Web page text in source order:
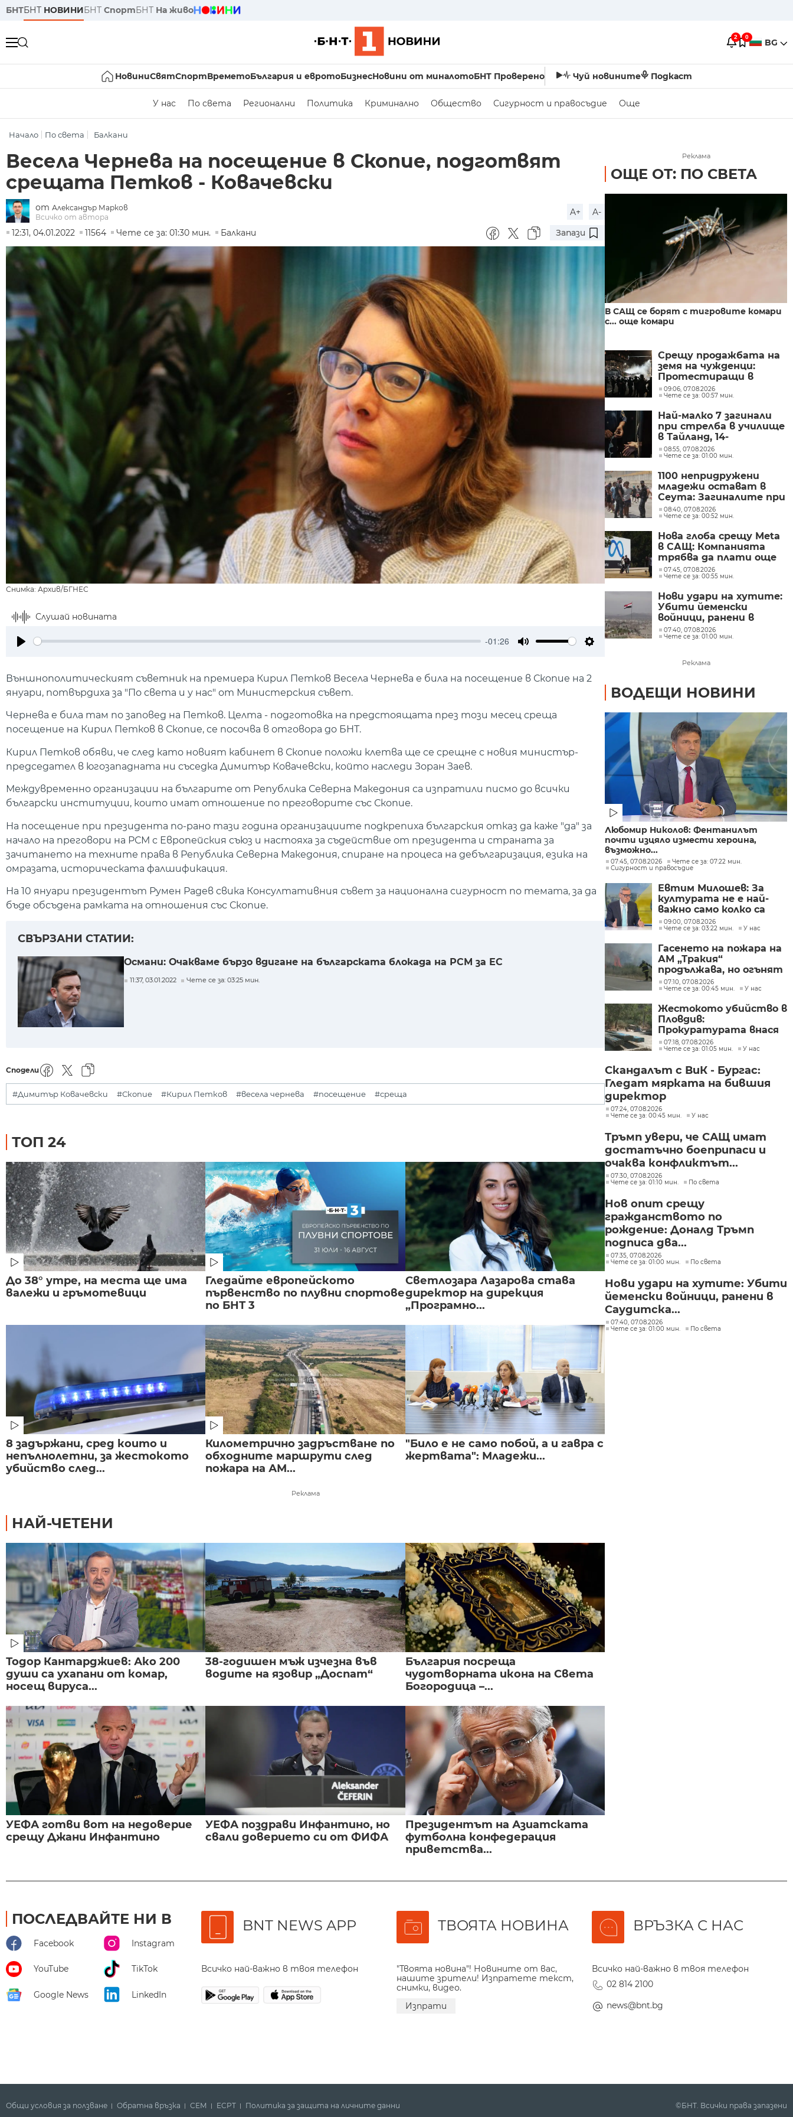
БНТБНТ НОВИНИБНТ СпортБНТ На живо
2 0 BG
НовиниСвятСпортВреметоБългария и евротоБизнесНовини от миналотоБНТ Проверено Чуй новините Подкаст
У нас По света Регионални Политика Криминално Общество Сигурност и правосъдие Още
Начало По света Балкани
Весела Чернева на посещение в Скопие, подготвят
срещата Петков - Ковачевски
от Александър Марков
Всичко от автора
A+
A-
12:31, 04.01.2022
11564 Чете се за: 01:30 мин. Балкани Запази
Снимка: Архив/БГНЕС
Слушай новината
-01:26
Външнополитическият съветник на премиера Кирил Петков Весела Чернева е била на посещение в Скопие на 2
януари, потвърдиха за "По света и у нас" от Министерския съвет.
Чернева е била там по заповед на Петков. Целта - подготовка на предстоящата през този месец среща
посещение на Кирил Петков в Скопие, се посочва в отговора до БНТ.
Кирил Петков обяви, че след като новият кабинет в Скопие положи клетва ще се срещне с новия министър-
председател в югозападната ни съседка Димитър Ковачевски, който наследи Зоран Заев.
Междувременно организации на българите от Република Северна Македония са изпратили писмо до всички
български институции, които имат отношение по преговорите със Скопие.
На посещение при президента по-рано тази година организациите подкрепиха българския отказ да каже "да" за
начало на преговори на РСМ с Европейския съюз и настояха за съдействие от президента и страната за
зачитането на техните права в Република Северна Македония, спиране на процеса на дебългаризация, езика на
омразата, историческата фалшификация.
На 10 януари президентът Румен Радев свика Консултативния съвет за национална сигурност по темата, за да
бъде обсъдена рамката на отношения със Скопие.
СВЪРЗАНИ СТАТИИ:
Османи: Очакваме бързо вдигане на българската блокада на РСМ за ЕС
11:37, 03.01.2022 Чете се за: 03:25 мин.
Сподели
#Димитър Ковачевски #Скопие #Кирил Петков #весела чернева #посещение #среща
ТОП 24
До 38° утре, на места ще има
валежи и гръмотевици
Гледайте европейското
първенство по плувни спортове
по БНТ 3
Светлозара Лазарова става
директор на дирекция
„Програмно...
8 задържани, сред които и
непълнолетни, за жестокото
убийство след...
Километрично задръстване по
обходните маршрути след
пожара на АМ...
"Било е не само побой, а и гавра с
жертвата": Младежи...
Реклама
НАЙ-ЧЕТЕНИ
Тодор Кантарджиев: Ако 200
души са ухапани от комар,
носещ вируса...
38-годишен мъж изчезна във
водите на язовир „Доспат“
България посреща
чудотворната икона на Света
Богородица –...
УЕФА готви вот на недоверие
срещу Джани Инфантино
УЕФА поздрави Инфантино, но
свали доверието си от ФИФА
Президентът на Азиатската
футболна конфедерация
приветства...
Реклама
ОЩЕ ОТ: ПО СВЕТА
В САЩ се борят с тигровите комари
с... още комари
Срещу продажбата на
земя на чужденци:
Протестиращи в
Аржентина влязоха в
сблъсъци с полицията
09:06, 07.08.2026
Чете се за: 00:57 мин.
Най-малко 7 загинали
при стрелба в училище
в Тайланд, 14-
годишният нападател
се самоуби
08:55, 07.08.2026
Чете се за: 01:00 мин.
1100 непридружени
младежи остават в
Сеута: Загиналите при
нахлуването от
Мароко са поне 100
08:40, 07.08.2026
Чете се за: 00:52 мин.
Нова глоба срещу Meta
в САЩ: Компанията
трябва да плати още
567 млн. долара
07:45, 07.08.2026
Чете се за: 00:55 мин.
Нови удари на хутите:
Убити йеменски
войници, ранени в
Саудитска Арабия
07:40, 07.08.2026
Чете се за: 01:00 мин.
Реклама
ВОДЕЩИ НОВИНИ
Любомир Николов: Фентанилът
почти изцяло измести хероина,
възможно...
07:45, 07.08.2026
Чете се за: 07:22 мин.
Сигурност и правосъдие
Евтим Милошев: За
културата не е най-
важно само колко са
парите, а да се
изплащат навреме
09:00, 07.08.2026
Чете се за: 03:22 мин.
У нас
Гасенето на пожара на
АМ „Тракия“
продължава, но огънят
е локализиран
07:10, 07.08.2026
Чете се за: 00:45 мин.
У нас
Жестокото убийство в
Пловдив:
Прокуратурата внася
искане „задържане под
стража“
07:18, 07.08.2026
Чете се за: 01:05 мин.
У нас
Скандалът с ВиК - Бургас:
Гледат мярката на бившия
директор
07:24, 07.08.2026
Чете се за: 00:45 мин.
У нас
Тръмп увери, че САЩ имат
достатъчно боеприпаси и
очаква конфликтът...
07:30, 07.08.2026
Чете се за: 01:10 мин.
По света
Нов опит срещу
гражданството по
рождение: Доналд Тръмп
подписа два...
07:35, 07.08.2026
Чете се за: 01:00 мин.
По света
Нови удари на хутите: Убити
йеменски войници, ранени в
Саудитска...
07:40, 07.08.2026
Чете се за: 01:00 мин.
По света
ПОСЛЕДВАЙТЕ НИ В
Facebook Instagram
YouTube TikTok
Google News LinkedIn
BNT NEWS APP
Всичко най-важно в твоя телефон
ТВОЯТА НОВИНА
"Твоята новина"! Новините от вас,
нашите зрители! Изпратете текст,
снимки, видео.
Изпрати
ВРЪЗКА С НАС
Всичко най-важно в твоя телефон
02 814 2100
news@bnt.bg
Общи условия за ползване Обратна връзка СЕМ ECPT Политика за защита на личните данни ©БНТ. Всички права запазени